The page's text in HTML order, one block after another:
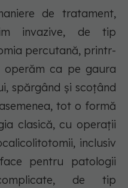
de tratament,
invazive, de tip
percutană, printr-
ca pe gaura
spărgând și scoțând
tot o formă
clasică, cu operații
inclusiv
pentru patologii
de tip